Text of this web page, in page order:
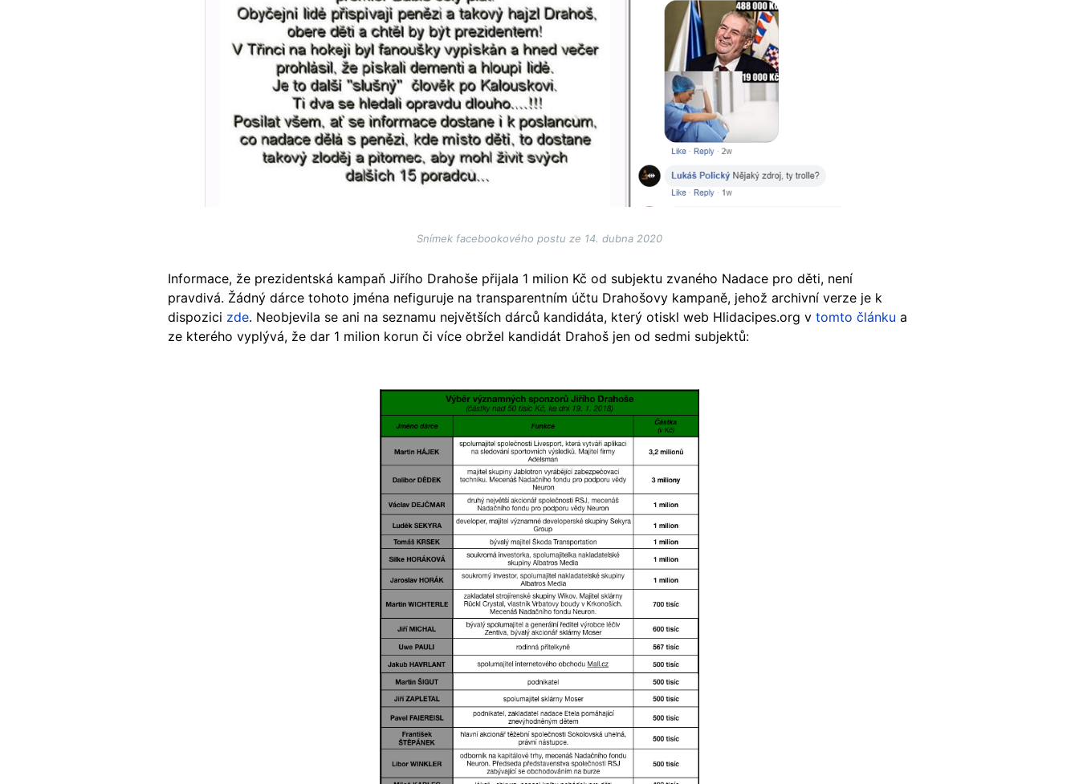
Snímek facebookového postu ze 14. dubna 2020
Informace, že prezidentská kampaň Jiřího Drahoše přijala 1 milion Kč od subjektu zvaného Nadace pro děti, není
pravdivá. Žádný dárce tohoto jména nefiguruje na transparentním účtu Drahošovy kampaně, jehož archivní verze je k
dispozici zde. Neobjevila se ani na seznamu největších dárců kandidáta, který otiskl web Hlidacipes.org v tomto článku a
ze kterého vyplývá, že dar 1 milion korun či více obržel kandidát Drahoš jen od sedmi subjektů: